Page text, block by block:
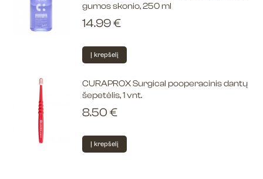
gumos skonio, 250 ml
14.99€
Į krepšelį
CURAPROX Surgical pooperacinis dantų
šepetėlis, 1 vnt.
8.50 €
Į krepšelį